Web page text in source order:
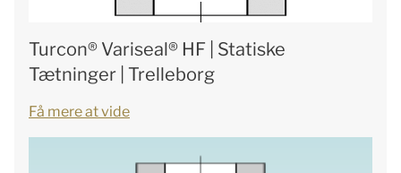
Turcon® Variseal® HF | Statiske
Tætninger | Trelleborg
Få mere at vide